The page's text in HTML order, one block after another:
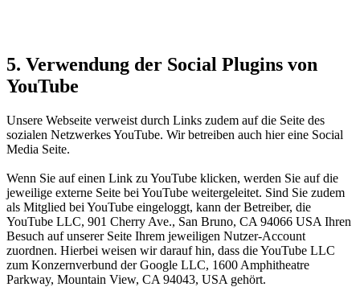
5. Verwendung der Social Plugins von
YouTube
Unsere Webseite verweist durch Links zudem auf die Seite des
sozialen Netzwerkes YouTube. Wir betreiben auch hier eine Social
Media Seite.
Wenn Sie auf einen Link zu YouTube klicken, werden Sie auf die
jeweilige externe Seite bei YouTube weitergeleitet. Sind Sie zudem
als Mitglied bei YouTube eingeloggt, kann der Betreiber, die
YouTube LLC, 901 Cherry Ave., San Bruno, CA 94066 USA Ihren
Besuch auf unserer Seite Ihrem jeweiligen Nutzer-Account
zuordnen. Hierbei weisen wir darauf hin, dass die YouTube LLC
zum Konzernverbund der Google LLC, 1600 Amphitheatre
Parkway, Mountain View, CA 94043, USA gehört.